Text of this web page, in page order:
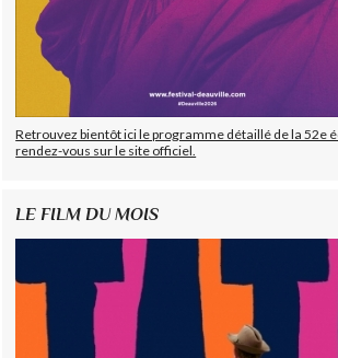
Retrouvez bientôt ici le programme détaillé de la 52e
rendez-vous sur le site officiel.
LE FILM DU MOIS